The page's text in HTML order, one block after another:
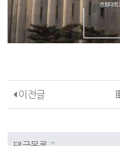
이전글